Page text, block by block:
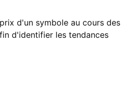
d'un symbole au cours des
d'identifier les tendances